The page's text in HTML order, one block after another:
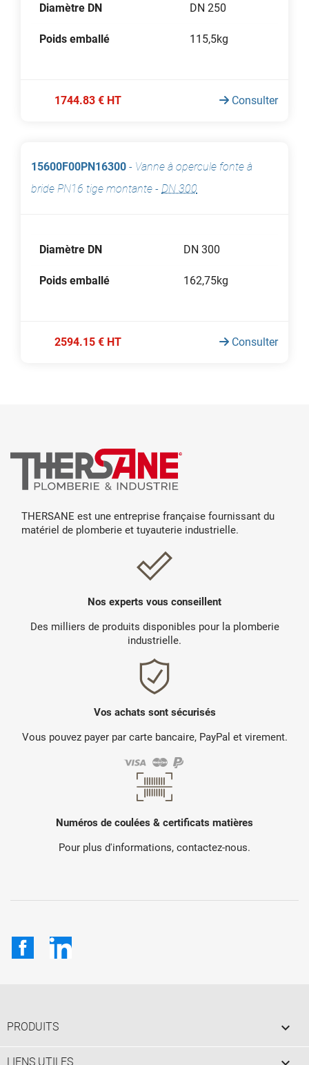
Diamètre DN DN 250
Poids emballé 115,5kg
1744.83 € HT Consulter
15600F00PN16300 - Vanne à opercule fonte à
bride PN16 tige montante - DN 300
Diamètre DN DN 300
Poids emballé 162,75kg
2594.15 € HT Consulter
THERSANE est une entreprise française fournissant du
matériel de plomberie et tuyauterie industrielle.
Nos experts vous conseillent
Des milliers de produits disponibles pour la plomberie
industrielle.
Vos achats sont sécurisés
Vous pouvez payer par carte bancaire, PayPal et virement.
Numéros de coulées & certificats matières
Pour plus d'informations, contactez-nous.
Facebook
PRODUITS 
LIENS UTILES